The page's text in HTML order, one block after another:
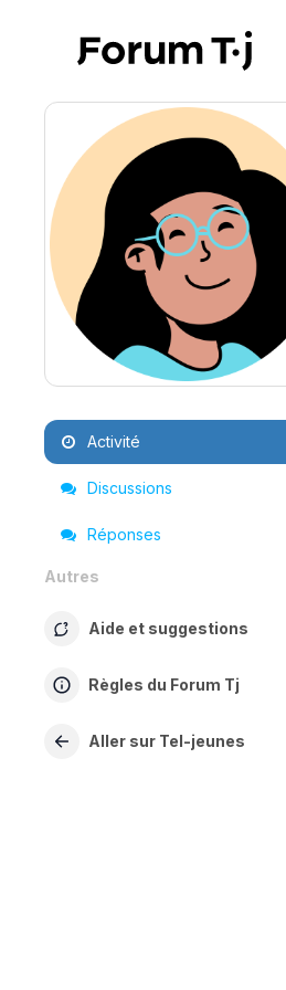
Activité
Discussions
Réponses
Autres
Aide et suggestions
Règles du Forum Tj
Aller sur Tel-jeunes